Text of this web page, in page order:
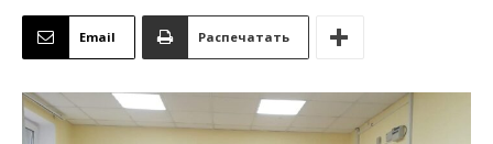
Email Распечатать